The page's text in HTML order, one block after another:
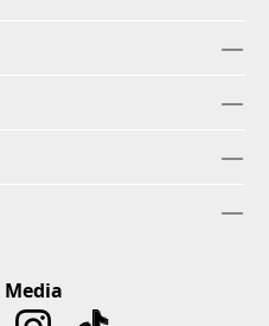
Media